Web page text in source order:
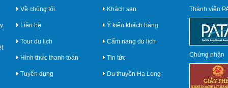
Về chúng tôi
Liên hệ
Tour du lịch
Hình thức thanh toán
Tuyển dụng
Khách sạn
Ý kiến khách hàng
Cẩm nang du lịch
Tin tức
Du thuyền Hạ Long
Thành viên
Chứng nhận